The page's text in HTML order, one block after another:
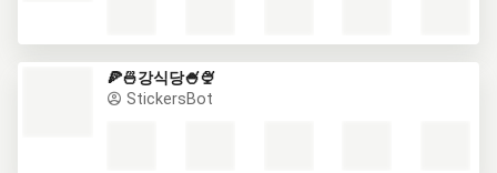
🍕🍜강식당🍧🍨
StickersBot